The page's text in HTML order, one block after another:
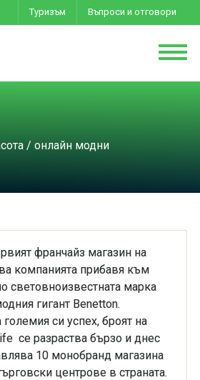
Туризъм Въпроси и отговори
/ онлайн модни
франчайз магaзин на
компанията прибавя към
световноизвестната марка
гигант Benetton.
си успех, броят на
се разраства бързо и днес
10 монобранд магазина
центрове в страната.